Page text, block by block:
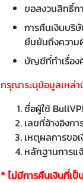
ขอสงวนสิทธิ์ก
การคืนเงินบริ
ยืนยันถึงความ
บัญชีที่ทำเรื่อง
กรุณาระบุข้อมูลเหล่า
ชื่อผู้ใช้
เลขที่อ้างอิงก
เหตุผลการขอ
หลักฐานการแ
* ไม่มีการคืนเงินที่เ